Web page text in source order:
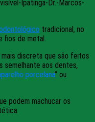
tradicional, no
fios de metal.
discreta que são feitos
semelhante aos dentes,
porcelana” ou
podem machucar os